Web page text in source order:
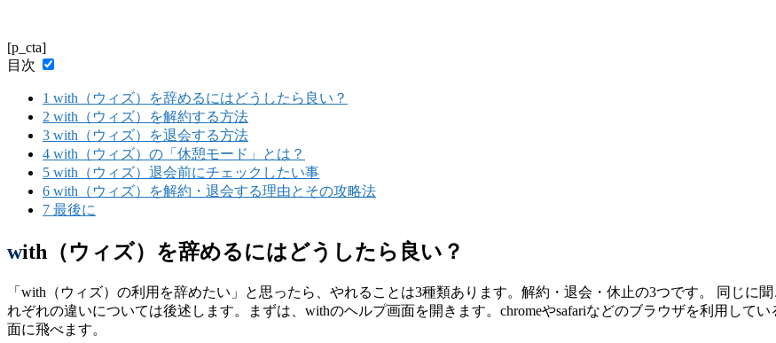
[p_cta]
目次
1 with（ウィズ）を辞めるにはどうしたら良い？
2 with（ウィズ）を解約する方法
3 with（ウィズ）を退会する方法
4 with（ウィズ）の「休憩モード」とは？
5 with（ウィズ）退会前にチェックしたい事
6 with（ウィズ）を解約・退会する理由とその攻略法
7 最後に
with（ウィズ）を辞めるにはどうしたら良い？
「with（ウィズ）の利用を辞めたい」と思ったら、やれることは3種類あります。解約・退会・休止の3つです。 同じに
れぞれの違いについては後述します。まずは、withのヘルプ画面を開きます。chromeやsafariなどのブラウザを利用して
面に飛べます。